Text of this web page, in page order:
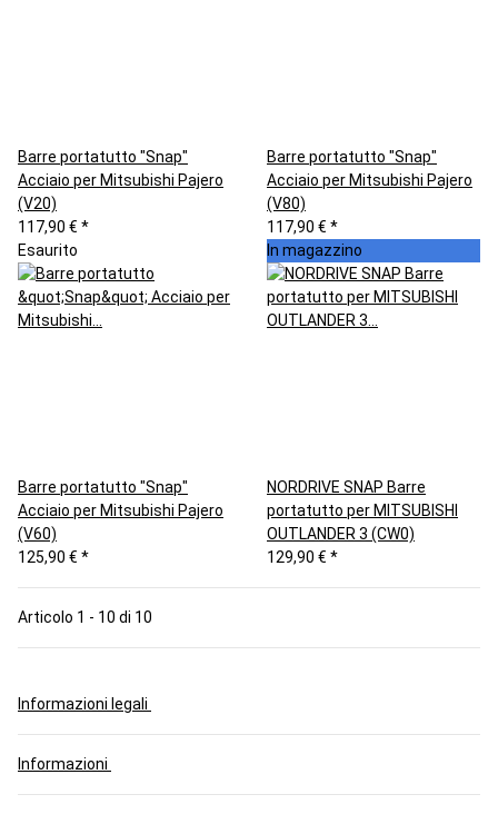
Barre portatutto "Snap"
Acciaio per Mitsubishi Pajero
(V20)
117,90 € *
Barre portatutto "Snap"
Acciaio per Mitsubishi Pajero
(V80)
117,90 € *
Esaurito
Barre portatutto "Snap"
Acciaio per Mitsubishi Pajero
(V60)
125,90 € *
In magazzino
NORDRIVE SNAP Barre
portatutto per MITSUBISHI
OUTLANDER 3 (CW0)
129,90 € *
Articolo 1 - 10 di 10
Informazioni legali
Informazioni